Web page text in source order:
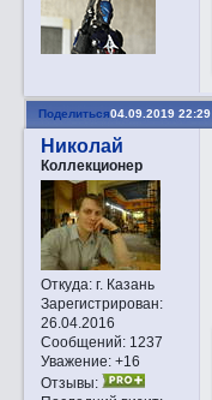
Поделиться04.09.2019 22:29
Николай
Коллекционер
Откуда:г. Казань
Зарегистрирован:
26.04.2016
Сообщений:1237
Уважение: +16
Отзывы: